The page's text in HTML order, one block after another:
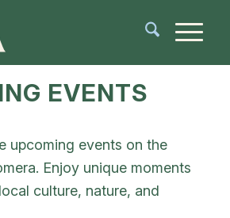
EVENTS
upcoming events on the
Enjoy unique moments
culture, nature, and